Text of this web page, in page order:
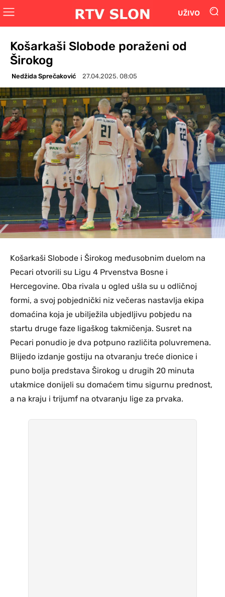
UŽIVO
Košarkaši Slobode poraženi od
Širokog
Nedžida Sprečaković 27.04.2025. 08:05
Košarkaši Slobode i Širokog međusobnim duelom na
Pecari otvorili su Ligu 4 Prvenstva Bosne i
Hercegovine. Oba rivala u ogled ušla su u odličnoj
formi, a svoj pobjednički niz večeras nastavlja ekipa
domaćina koja je ubilježila ubjedljivu pobjedu na
startu druge faze ligaškog takmičenja. Susret na
Pecari ponudio je dva potpuno različita poluvremena.
Blijedo izdanje gostiju na otvaranju treće dionice i
puno bolja predstava Širokog u drugih 20 minuta
utakmice donijeli su domaćem timu sigurnu prednost,
a na kraju i trijumf na otvaranju lige za prvaka.